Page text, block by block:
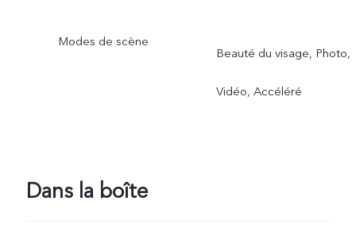
Modes de scène
Beauté du visage, Photo,
Vidéo, Accéléré
Dans la boîte